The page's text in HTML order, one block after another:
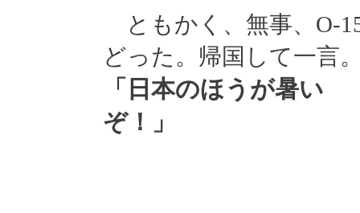
ともかく、無事、O-
どった。帰国して一言
「日本のほうが暑い
ぞ！」